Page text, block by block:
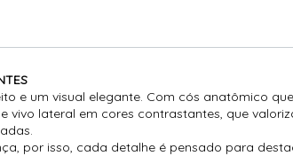
e um visual elegante. Com cós anatômico
vivo lateral em cores contrastantes, que
por isso, cada detalhe é pensado para